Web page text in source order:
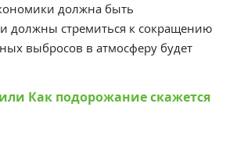
должна быть
должны стремиться к сокращению
выбросов в атмосферу будет
Как подорожание скажется